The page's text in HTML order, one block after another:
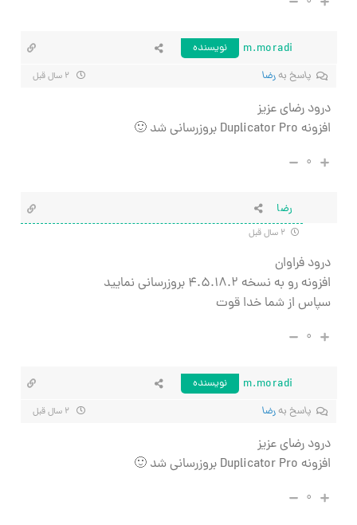
m.moradi
نویسنده
پاسخ بهرضا
درود رضای عزیز
افزونه Duplicator Pro بروزرسانی شد 🙂
۰
رضا
درود فراوان
افزونه رو به نسخه ۴.۵.۱۸.۲ بروزرسانی نمایید
سپاس از شما خدا قوت
۰
m.moradi
نویسنده
پاسخ بهرضا
درود رضای عزیز
افزونه Duplicator Pro بروزرسانی شد 🙂
۰